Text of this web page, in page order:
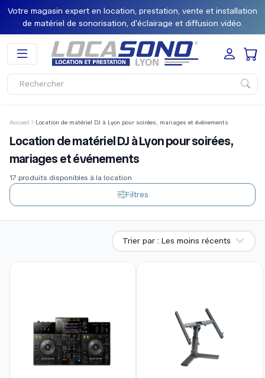
Votre magasin expert en location, prestation, vente et installation
de matériel de sonorisation, d'éclairage et diffusion vidéo.
Accueil Location de matériel DJ à Lyon pour soirées, mariages et événements
Location de matériel DJ à Lyon pour soirées,
mariages et événements
17 produits disponibles à la location
Filtres
Trier par : Les moins récents